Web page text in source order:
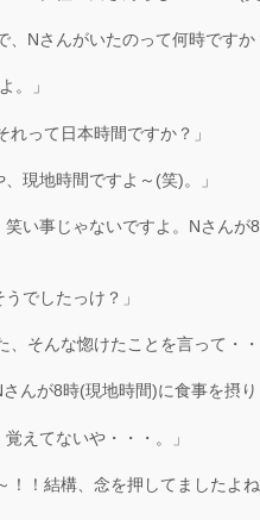
、Nさんがいたのって何時ですか
。」
れって日本時間ですか？」
現地時間ですよ～(笑)。」
笑い事じゃないですよ。Nさん
でしたっけ？」
、そんな惚けたことを言って・
んが8時(現地時間)に食事を摂
えてないや・・・。」
！！結構、念を押してましたよね